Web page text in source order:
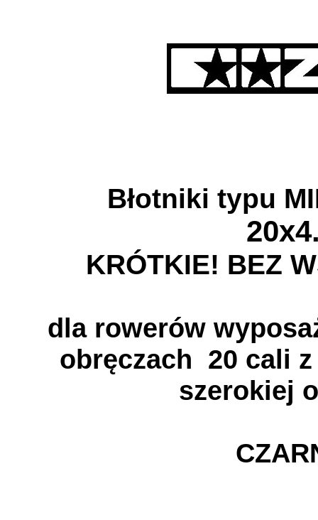
Błotniki typu
KRÓTKIE! BEZ
dla rowerów
obręczach 20 cali
szerokiej